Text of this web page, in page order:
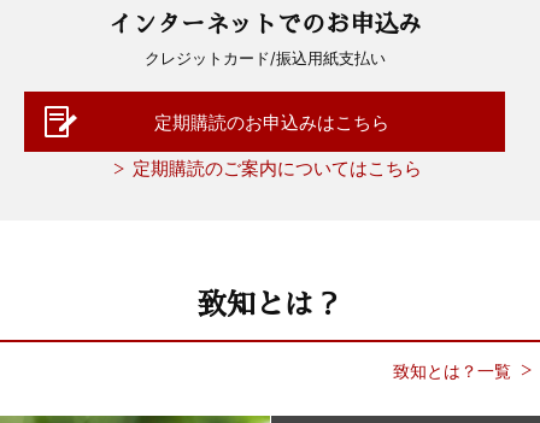
インターネットでのお申込み
クレジットカード/振込用紙支払い
定期購読のお申込みはこちら
定期購読のご案内についてはこちら
致知とは？
致知とは？一覧